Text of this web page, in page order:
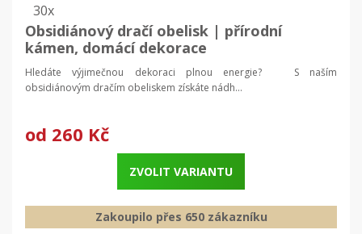
30x
Obsidiánový dračí obelisk | přírodní
kámen, domácí dekorace
Hledáte výjimečnou dekoraci plnou energie? S naším
obsidiánovým dračím obeliskem získáte nádh...
od 260 Kč
ZVOLIT VARIANTU
Zakoupilo přes 650 zákazníku